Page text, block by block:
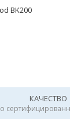
BK200
КАЧЕСТВО